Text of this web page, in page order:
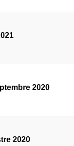
2020
2020